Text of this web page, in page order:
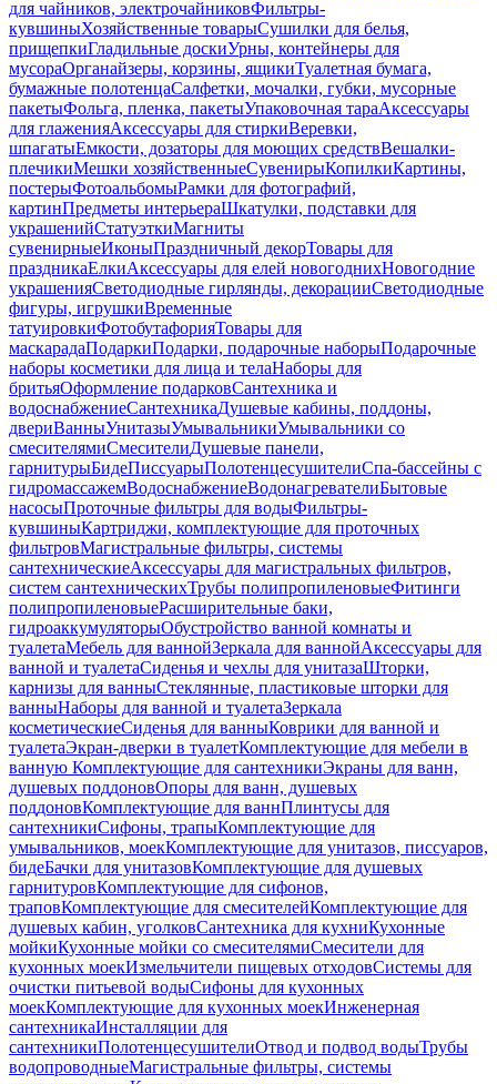
для чайников, электрочайниковФильтры-
кувшиныХозяйственные товарыСушилки для белья,
прищепкиГладильные доскиУрны, контейнеры для
мусораОрганайзеры, корзины, ящикиТуалетная бумага,
бумажные полотенцаСалфетки, мочалки, губки, мусорные
пакетыФольга, пленка, пакетыУпаковочная тараАксессуары
для глаженияАксессуары для стиркиВеревки,
шпагатыЕмкости, дозаторы для моющих средствВешалки-
плечикиМешки хозяйственныеСувенирыКопилкиКартины,
постерыФотоальбомыРамки для фотографий,
картинПредметы интерьераШкатулки, подставки для
украшенийСтатуэткиМагниты
сувенирныеИконыПраздничный декорТовары для
праздникаЕлкиАксессуары для елей новогоднихНовогодние
украшенияСветодиодные гирлянды, декорацииСветодиодные
фигуры, игрушкиВременные
татуировкиФотобутафорияТовары для
маскарадаПодаркиПодарки, подарочные наборыПодарочные
наборы косметики для лица и телаНаборы для
бритьяОформление подарковСантехника и
водоснабжениеСантехникаДушевые кабины, поддоны,
двериВанныУнитазыУмывальникиУмывальники со
смесителямиСмесителиДушевые панели,
гарнитурыБидеПиссуарыПолотенцесушителиСпа-бассейны с
гидромассажемВодоснабжениеВодонагревателиБытовые
насосыПроточные фильтры для водыФильтры-
кувшиныКартриджи, комплектующие для проточных
фильтровМагистральные фильтры, системы
сантехническиеАксессуары для магистральных фильтров,
систем сантехническихТрубы полипропиленовыеФитинги
полипропиленовыеРасширительные баки,
гидроаккумуляторыОбустройство ванной комнаты и
туалетаМебель для ваннойЗеркала для ваннойАксессуары для
ванной и туалетаСиденья и чехлы для унитазаШторки,
карнизы для ванныСтеклянные, пластиковые шторки для
ванныНаборы для ванной и туалетаЗеркала
косметическиеСиденья для ванныКоврики для ванной и
туалетаЭкран-дверки в туалетКомплектующие для мебели в
ванную Комплектующие для сантехникиЭкраны для ванн,
душевых поддоновОпоры для ванн, душевых
поддоновКомплектующие для ваннПлинтусы для
сантехникиСифоны, трапыКомплектующие для
умывальников, моекКомплектующие для унитазов, писсуаров,
бидеБачки для унитазовКомплектующие для душевых
гарнитуровКомплектующие для сифонов,
траповКомплектующие для смесителейКомплектующие для
душевых кабин, уголковСантехника для кухниКухонные
мойкиКухонные мойки со смесителямиСмесители для
кухонных моекИзмельчители пищевых отходовСистемы для
очистки питьевой водыСифоны для кухонных
моекКомплектующие для кухонных моекИнженерная
сантехникаИнсталляции для
сантехникиПолотенцесушителиОтвод и подвод водыТрубы
водопроводныеМагистральные фильтры, системы